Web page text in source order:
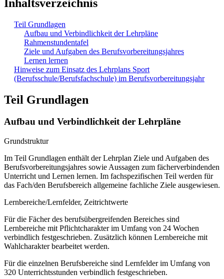
Inhaltsverzeichnis
Teil Grundlagen
Aufbau und Verbindlichkeit der Lehrpläne
Rahmenstundentafel
Ziele und Aufgaben des Berufsvorbereitungsjahres
Lernen lernen
Hinweise zum Einsatz des Lehrplans Sport
(Berufsschule/Berufsfachschule) im Berufsvorbereitungsjahr
Teil Grundlagen
Aufbau und Verbindlichkeit der Lehrpläne
Grundstruktur
Im Teil Grundlagen enthält der Lehrplan Ziele und Aufgaben des
Berufsvorbereitungsjahres sowie Aussagen zum fächerverbindenden
Unterricht und Lernen lernen. Im fachspezifischen Teil werden für
das Fach/den Berufsbereich allgemeine fachliche Ziele ausgewiesen.
Lernbereiche/Lernfelder, Zeitrichtwerte
Für die Fächer des berufsübergreifenden Bereiches sind
Lernbereiche mit Pflichtcharakter im Umfang von 24 Wochen
verbindlich festgeschrieben. Zusätzlich können Lernbereiche mit
Wahlcharakter bearbeitet werden.
Für die einzelnen Berufsbereiche sind Lernfelder im Umfang von
320 Unterrichtsstunden verbindlich festgeschrieben.